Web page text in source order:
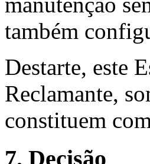
também
Destarte, este
Reclamante,
constituem
7. Decisão